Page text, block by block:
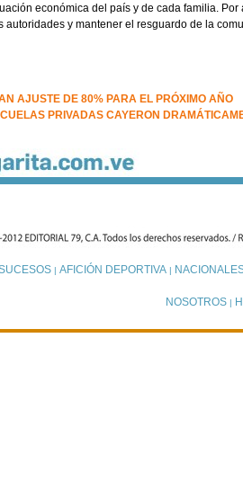
económica del país y de cada familia.
autoridades y mantener el resguardo de la
AJUSTE DE 80% PARA EL PRÓXIMO AÑO
PRIVADAS CAYERON
| AFICIÓN DEPORTIVA|
NOSOTROS |